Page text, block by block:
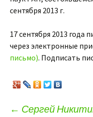
сентября 2013 г.
17 сентября 2013 года
через электронные
письмо). Подписать
← Сергей